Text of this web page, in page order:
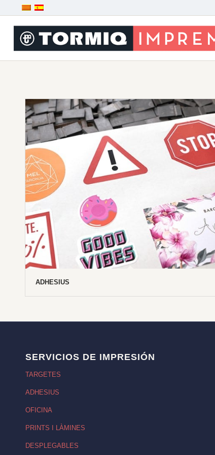
ADHESIUS
SERVICIOS DE IMPRESIÓN
TARGETES
ADHESIUS
OFICINA
PRINTS I LÀMINES
DESPLEGABLES